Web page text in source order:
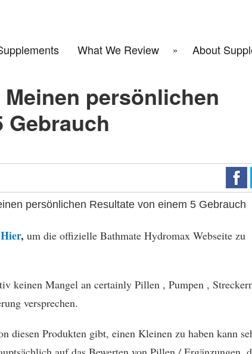
What We Review About
persönlichen
Gebrauch
persönlichen Resultate von einem 5 Gebrauch
, um die offizielle Bathmate Hydromax Webseite zu
keinen Mangel an certainly Pillen , Pumpen ,
versprechen.
diesen Produkten gibt, einen Kleinen zu haben kann